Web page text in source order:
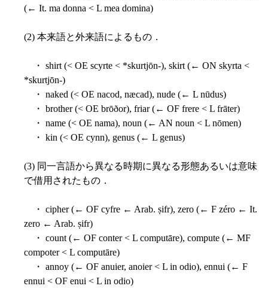
(← It. ma donna < L mea domina)
(2) 本来語と外来語によるもの．
・ shirt (< OE scyrte < *skurtjōn-), skirt (← ON skyrta <
*skurtjōn-)
・ naked (< OE nacod, næcad), nude (← L nūdus)
・ brother (< OE brōðor), friar (← OF frere < L frāter)
・ name (< OE nama), noun (← AN noun < L nōmen)
・ kin (< OE cynn), genus (← L genus)
(3) 同一言語から異なる時期に異なる形態あるいは意味
で借用されたもの．
・ cipher (← OF cyfre ← Arab. ṣifr), zero (← F zéro ← It.
zero ← Arab. ṣifr)
・ count (← OF conter < L computāre), compute (← MF
compoter < L computāre)
・ annoy (← OF anuier, anoier < L in odio), ennui (← F
ennui < OF enui < L in odio)